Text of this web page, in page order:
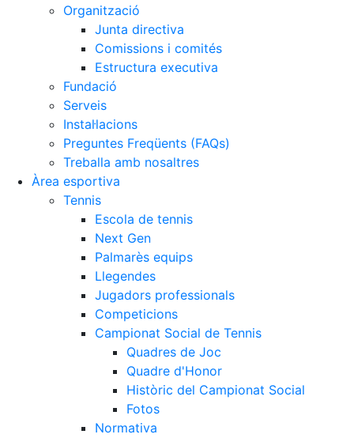
Organització
Junta directiva
Comissions i comités
Estructura executiva
Fundació
Serveis
Instal·lacions
Preguntes Freqüents (FAQs)
Treballa amb nosaltres
Àrea esportiva
Tennis
Escola de tennis
Next Gen
Palmarès equips
Llegendes
Jugadors professionals
Competicions
Campionat Social de Tennis
Quadres de Joc
Quadre d'Honor
Històric del Campionat Social
Fotos
Normativa